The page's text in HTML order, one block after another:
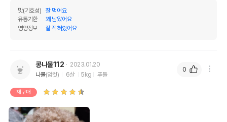
맛(기호성)
잘 먹어요
유통기한
꽤 남았어요
영양정보
잘 적혀있어요
콩나물112
2023.01.20
나물(암컷) 6살 5kg 푸들
재구매
0